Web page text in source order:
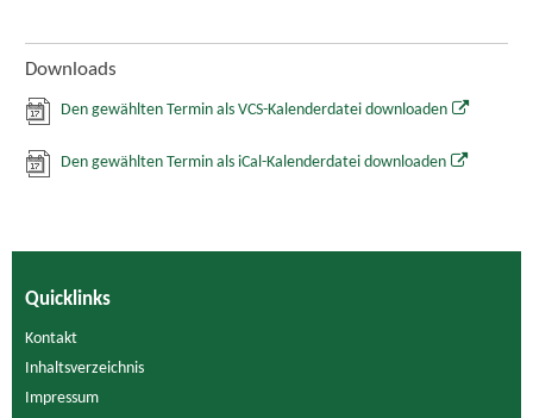
Downloads
Den gewählten Termin als VCS-Kalenderdatei downloaden
Den gewählten Termin als iCal-Kalenderdatei downloaden
Quicklinks
Kontakt
Inhaltsverzeichnis
Impressum